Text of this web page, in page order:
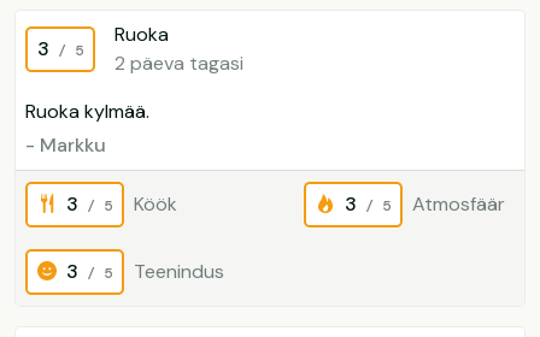
3 / 5
Ruoka
2 päeva tagasi
Ruoka kylmää.
- Markku
3 / 5 Köök 3 / 5 Atmosfäär
3 / 5 Teenindus